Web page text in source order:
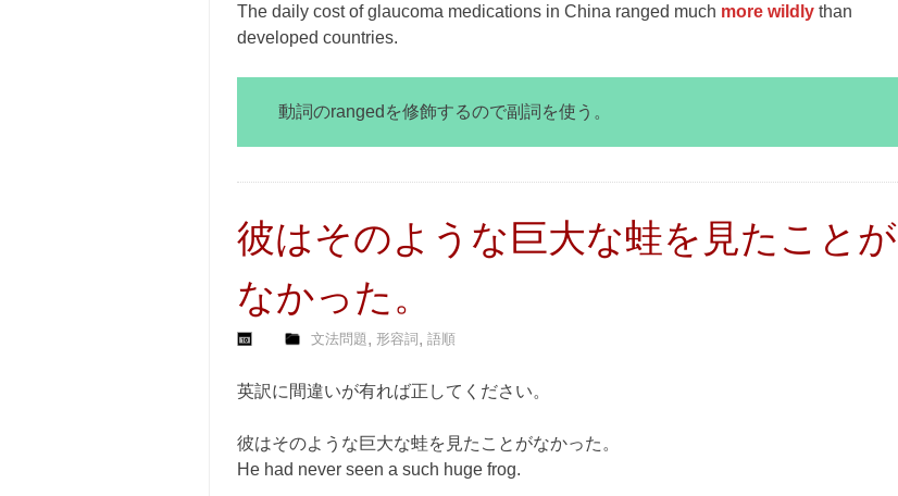
The daily cost of glaucoma medications in China ranged much more wildly than
developed countries.
動詞のrangedを修飾するので副詞を使う。
彼はそのような巨大な蛙を見たことが
なかった。
文法問題, 形容詞 , 語順
英訳に間違いが有れば正してください。
彼はそのような巨大な蛙を見たことがなかった。
He had never seen a such huge frog.